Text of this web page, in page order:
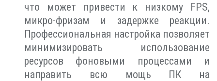
что может привести к низкому FPS,
микро-фризам и задержке реакции.
Профессиональная настройка позволяет
минимизировать использование
ресурсов фоновыми процессами и
направить всю мощь ПК на